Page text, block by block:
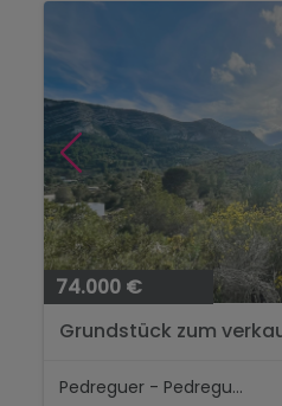
74.000 €
Grundstück zum
Pedreguer - Pedreguer